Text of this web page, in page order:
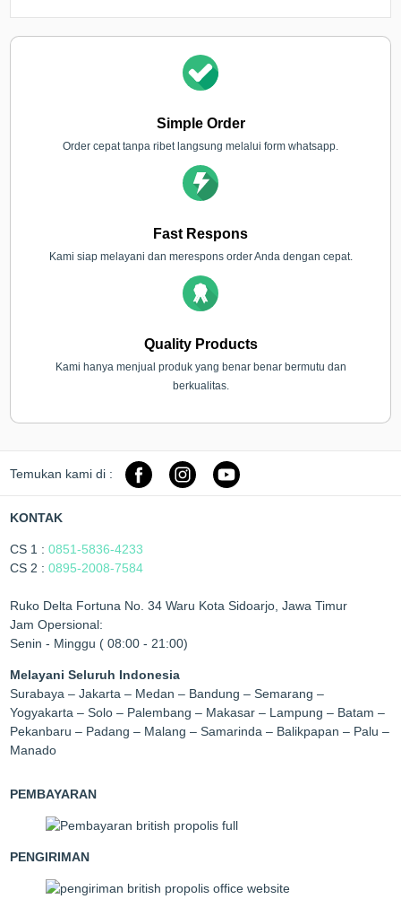
Simple Order
Order cepat tanpa ribet langsung melalui form whatsapp.
Fast Respons
Kami siap melayani dan merespons order Anda dengan cepat.
Quality Products
Kami hanya menjual produk yang benar benar bermutu dan
berkualitas.
Temukan kami di :
KONTAK
CS 1 :0851-5836-4233
CS 2 :0895-2008-7584
Ruko Delta Fortuna No. 34 Waru Kota Sidoarjo, Jawa Timur
Jam Opersional:
Senin - Minggu ( 08:00 - 21:00)
Melayani Seluruh Indonesia
Surabaya – Jakarta – Medan – Bandung – Semarang –
Yogyakarta – Solo – Palembang – Makasar – Lampung – Batam –
Pekanbaru – Padang – Malang – Samarinda – Balikpapan – Palu –
Manado
PEMBAYARAN
PENGIRIMAN